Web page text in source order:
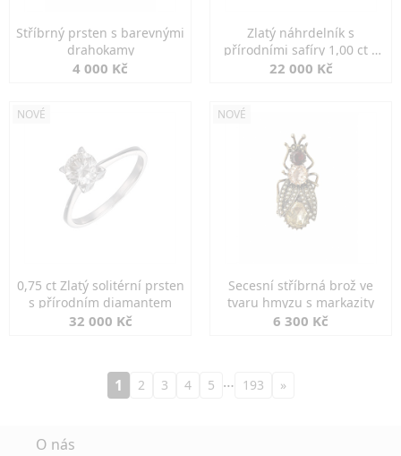
Stříbrný prsten s barevnými
drahokamy
4 000 Kč
Zlatý náhrdelník s
přírodními safíry 1,00 ct a
diamanty
22 000 Kč
NOVÉ
0,75 ct Zlatý solitérní prsten
s přírodním diamantem
32 000 Kč
NOVÉ
Secesní stříbrná brož ve
tvaru hmyzu s markazity
6 300 Kč
1 2 3 4 5 … 193 »
O nás